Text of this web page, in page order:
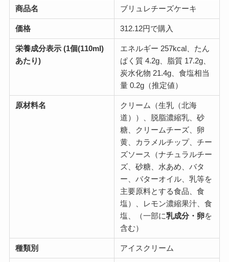
商品名 ブリュレチーズケーキ
価格 312.12円で購入
栄養成分表示 (1個(110ml)
あたり)
エネルギー 257kcal、たん
ぱく質 4.2g、脂質 17.2g、
炭水化物 21.4g、食塩相当
量 0.2g（推定値）
原材料名
クリーム（生乳（北海
道））、脱脂濃縮乳、砂
糖、クリームチーズ、卵
黄、カラメルチップ、チー
ズソース（ナチュラルチー
ズ、砂糖、水あめ、バタ
ー、バターオイル、乳等を
主要原料とする食品、食
塩）、レモン濃縮果汁、食
塩、（一部に乳成分・卵を
含む）
種類別 アイスクリーム